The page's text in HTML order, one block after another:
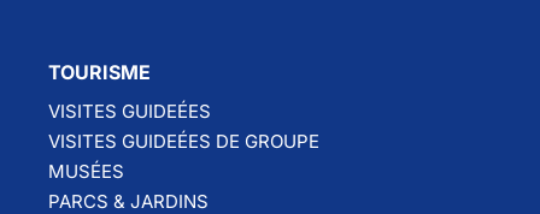
TOURISME
VISITES GUIDEÉES
VISITES GUIDEÉES DE GROUPE
MUSÉES
PARCS & JARDINS